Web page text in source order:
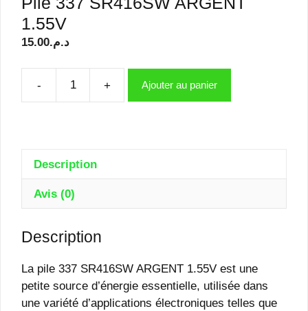
1.55V
د.م.15.00
-
quantité
ARGENT
+ Ajouter au panier
Description
Avis (0)
Description
La pile 337 SR416SW ARGENT 1.55V est une
petite source d’énergie essentielle, utilisée dans
une variété d’applications électroniques telles que